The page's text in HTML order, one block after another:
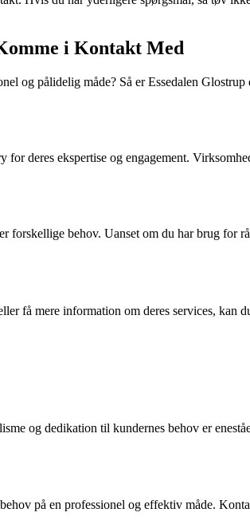
i Kontakt Med
og pålidelig måde? Så er Essedalen
deres ekspertise og engagement.
forskellige behov. Uanset om du har brug for
få mere information om deres services, kan
og dedikation til kundernes behov er
på en professionel og effektiv måde.